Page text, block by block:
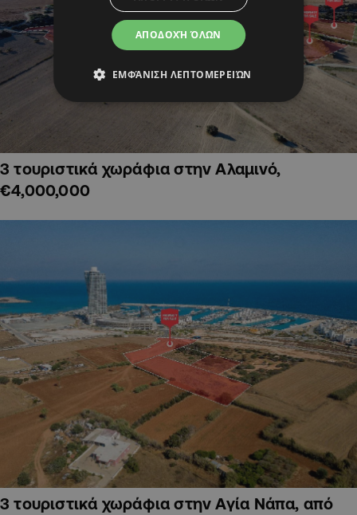
3 τουριστικά χωράφια στην Αλαμινό,
€4,000,000
3 τουριστικά χωράφια στην Αγία Νάπα, από
ΑΠΟΔΟΧΉ ΌΛΩΝ
ΕΜΦΆΝΙΣΗ ΛΕΠΤΟΜΕΡΕΙΏΝ